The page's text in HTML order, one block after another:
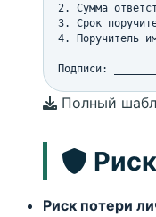
2. Сумма
3. Срок
4. Поручитель
Подписи:
Полный
Риск потери